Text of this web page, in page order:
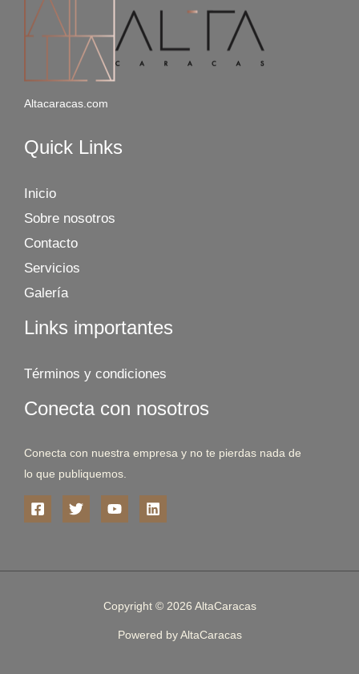
Altacaracas.com
Quick Links
Inicio
Sobre nosotros
Contacto
Servicios
Galería
Links importantes
Términos y condiciones
Conecta con nosotros
Conecta con nuestra empresa y no te pierdas nada de
lo que publiquemos.
Copyright © 2026 AltaCaracas
Powered by AltaCaracas